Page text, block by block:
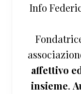
Info
affettivo
insieme.